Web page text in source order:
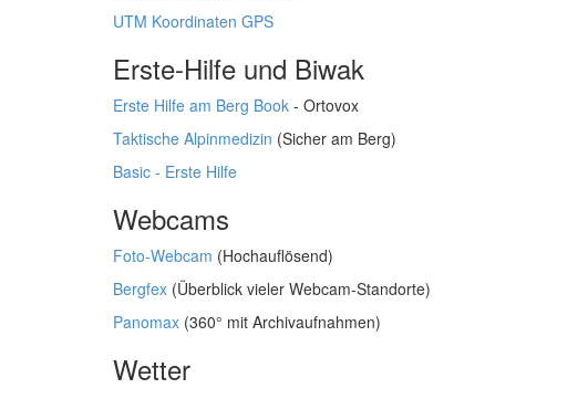
UTM Koordinaten GPS
Erste-Hilfe und Biwak
Erste Hilfe am Berg Book - Ortovox
Taktische Alpinmedizin (Sicher am Berg)
Basic - Erste Hilfe
Webcams
Foto-Webcam (Hochauflösend)
Bergfex (Überblick vieler Webcam-Standorte)
Panomax (360° mit Archivaufnahmen)
Wetter